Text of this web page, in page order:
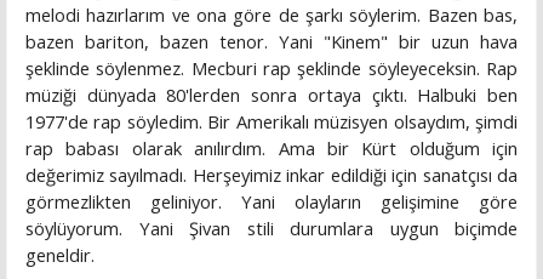
melodi hazırlarım ve ona göre de şarkı söylerim. Bazen bas,
bazen bariton, bazen tenor. Yani "Kinem" bir uzun hava
şeklinde söylenmez. Mecburi rap şeklinde söyleyeceksin. Rap
müziği dünyada 80'lerden sonra ortaya çıktı. Halbuki ben
1977'de rap söyledim. Bir Amerikalı müzisyen olsaydım, şimdi
rap babası olarak anılırdım. Ama bir Kürt olduğum için
değerimiz sayılmadı. Herşeyimiz inkar edildiği için sanatçısı da
görmezlikten geliniyor. Yani olayların gelişimine göre
söylüyorum. Yani Şivan stili durumlara uygun biçimde
geneldir.